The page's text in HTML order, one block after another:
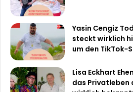
Yasin Cengiz
steckt wirklich
um den TikTok-
Lisa Eckhart
das